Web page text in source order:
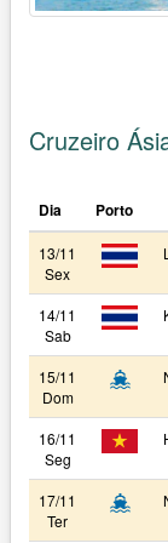
Cruzeiro
Dia Porto
13/11
Sex
14/11
Sab
15/11
Dom
16/11
Seg
17/11
Ter